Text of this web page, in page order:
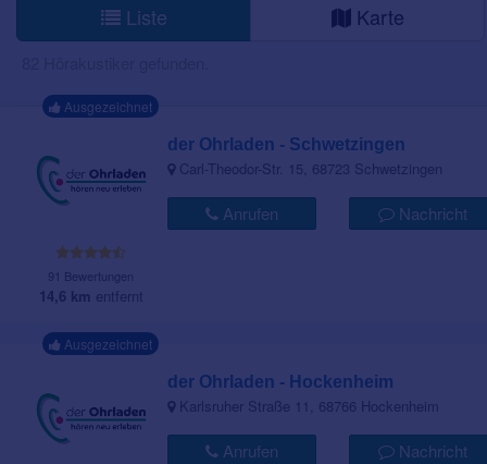
Liste Karte
Ausgezeichnet
91 Bewertungen
14,6 km entfernt
der Ohrladen - Schwetzingen
Carl-Theodor-Str. 15, 68723 Schwetzingen
Anrufen Nachricht
Ausgezeichnet
der Ohrladen - Hockenheim
Karlsruher Straße 11, 68766 Hockenheim
Anrufen Nachricht